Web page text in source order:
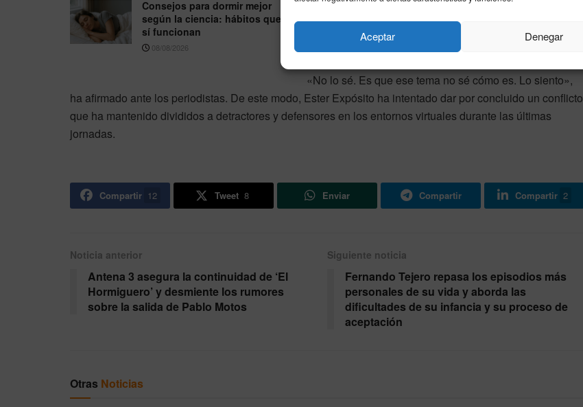
Aceptar Denegar
Consejos para dormir mejor
según la ciencia: hábitos que
sí funcionan
08/08/2026
Asimismo, al ser cuestionada específicamente por el
tema musical ‘La Jumpa’ y las alusiones a su letra
explícita, la actriz ha admitido que no está familiarizada
«No lo sé. Es que ese tema no sé cómo es. Lo siento»,
ha afirmado ante los periodistas. De este modo, Ester Expósito ha intentado dar por concluido un conflicto
que ha mantenido divididos a detractores y defensores en los entornos virtuales durante las últimas
jornadas.
Compartir 12 Tweet 8 Enviar Compartir Compartir 2
Noticia anterior
Antena 3 asegura la continuidad de ‘El
Hormiguero’ y desmiente los rumores
sobre la salida de Pablo Motos
Siguiente noticia
Fernando Tejero repasa los episodios más
personales de su vida y aborda las
dificultades de su infancia y su proceso de
aceptación
Otras Noticias